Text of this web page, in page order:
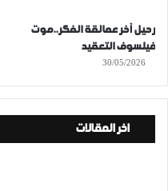
رحيل آخر عمالقة الفكر..موت
فيلسوف التعقيد
30/05/2026
اخر المقالات